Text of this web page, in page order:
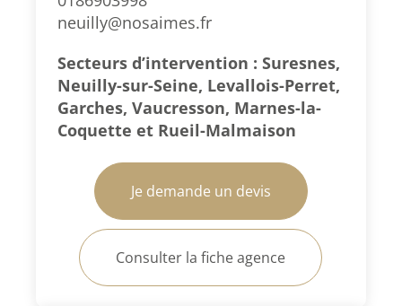
neuilly@nosaimes.fr
Secteurs d’intervention : Suresnes,
Neuilly-sur-Seine, Levallois-Perret,
Garches, Vaucresson, Marnes-la-
Coquette et Rueil-Malmaison
Je demande un devis
Consulter la fiche agence